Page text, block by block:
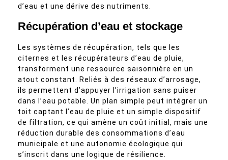
d’eau et une dérive des nutriments.
Récupération d’eau et stockage
Les systèmes de récupération, tels que les
citernes et les récupérateurs d’eau de pluie,
transforment une ressource saisonnière en un
atout constant. Reliés à des réseaux d’arrosage,
ils permettent d’appuyer l’irrigation sans puiser
dans l’eau potable. Un plan simple peut intégrer un
toit captant l’eau de pluie et un simple dispositif
de filtration, ce qui amène un coût initial, mais une
réduction durable des consommations d’eau
municipale et une autonomie écologique qui
s’inscrit dans une logique de résilience.